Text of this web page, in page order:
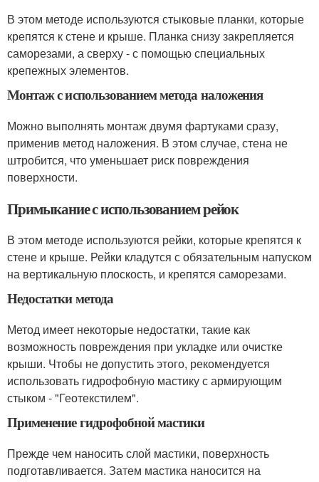
В этом методе используются стыковые планки, которые
крепятся к стене и крыше. Планка снизу закрепляется
саморезами, а сверху - с помощью специальных
крепежных элементов.
Монтаж с использованием метода наложения
Можно выполнять монтаж двумя фартуками сразу,
применив метод наложения. В этом случае, стена не
штробится, что уменьшает риск повреждения
поверхности.
Примыкание с использованием рейок
В этом методе используются рейки, которые крепятся к
стене и крыше. Рейки кладутся с обязательным напуском
на вертикальную плоскость, и крепятся саморезами.
Недостатки метода
Метод имеет некоторые недостатки, такие как
возможность повреждения при укладке или очистке
крыши. Чтобы не допустить этого, рекомендуется
использовать гидрофобную мастику с армирующим
стыком - "Геотекстилем".
Применение гидрофобной мастики
Прежде чем наносить слой мастики, поверхность
подготавливается. Затем мастика наносится на